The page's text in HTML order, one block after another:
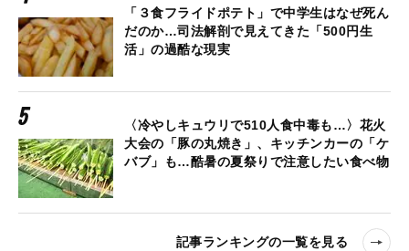
「３食フライドポテト」で中学生はなぜ死ん
だのか…司法解剖で見えてきた「500円生
活」の過酷な現実
〈冷やしキュウリで510人食中毒も…〉花火
大会の「豚の丸焼き」、キッチンカーの「ケ
バブ」も…酷暑の夏祭りで注意したい食べ物
記事ランキングの一覧を見る